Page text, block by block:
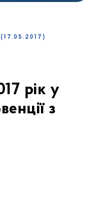
рік у
з